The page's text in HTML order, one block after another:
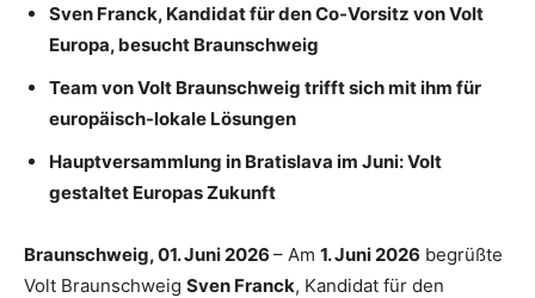
Sven Franck, Kandidat für den Co-Vorsitz von Volt
Europa, besucht Braunschweig
Team von Volt Braunschweig trifft sich mit ihm für
europäisch-lokale Lösungen
Hauptversammlung in Bratislava im Juni: Volt
gestaltet Europas Zukunft
Braunschweig, 01. Juni 2026 – Am 1. Juni 2026 begrüßte
Volt Braunschweig Sven Franck, Kandidat für den